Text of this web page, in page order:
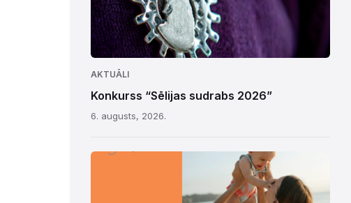
AKTUĀLI
Konkurss “Sēlijas sudrabs 2026”
6. augusts, 2026.